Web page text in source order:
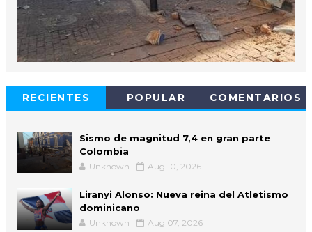
RECIENTES POPULAR COMENTARIOS
Sismo de magnitud 7,4 en gran parte
Colombia
Unknown Aug 10, 2026
Liranyi Alonso: Nueva reina del Atletismo
dominicano
Unknown Aug 07, 2026